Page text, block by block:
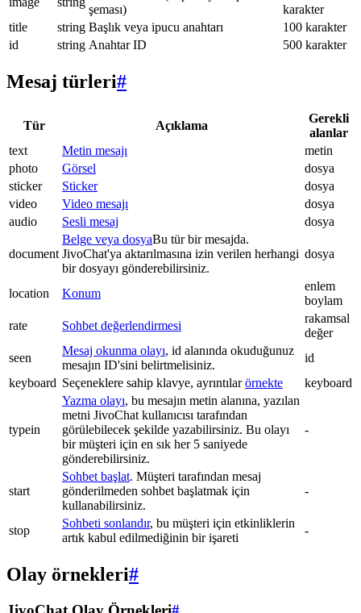
şeması)
karakter
title
string Başlık veya ipucu anahtarı
100 karakter
id
string Anahtar ID 500 karakter
Mesaj türleri#
Tür Açıklama
Gerekli
alanlar
text
Metin mesajı
metin
photo
Görsel
dosya
sticker
Sticker
dosya
video
Video mesajı
dosya
audio
Sesli mesaj dosya
document
Belge veya dosyaBu tür bir mesajda.
JivoChat'ya aktarılmasına izin verilen herhangi
bir dosyayı gönderebilirsiniz.
dosya
location Konum
enlem
boylam
rate
Sohbet değerlendirmesi
rakamsal
değer
seen
Mesaj okunma olayı, id alanında okuduğunuz
mesajın ID'sini belirtmelisiniz.
id
keyboard Seçeneklere sahip klavye, ayrıntılarörnekte keyboard
typein
Yazma olayı, bu mesajın metin alanına, yazılan
metni JivoChat kullanıcısı tarafından
görülebilecek şekilde yazabilirsiniz. Bu olayı
bir müşteri için en sık her 5 saniyede
gönderebilirsiniz.
-
start
Sohbet başlat. Müşteri tarafından mesaj
gönderilmeden sohbet başlatmak için
kullanabilirsiniz.
-
stop
Sohbeti sonlandır, bu müşteri için etkinliklerin
artık kabul edilmediğinin bir işareti
-
Olay örnekleri#